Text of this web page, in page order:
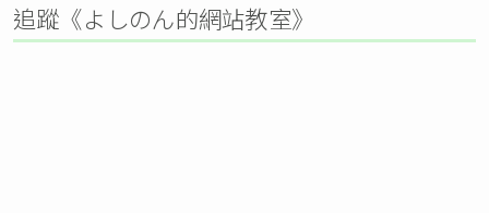
追蹤《よしのん的網站教室》